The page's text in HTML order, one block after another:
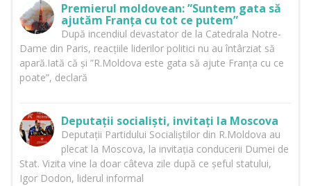
Premierul moldovean: ”Suntem gata să
ajutăm Franța cu tot ce putem”
După incendiul devastator de la Catedrala Notre-
Dame din Paris, reacțiile liderilor politici nu au întârziat să
apară.Iată că și ”R.Moldova este gata să ajute Franța cu ce
poate”, declară
Deputații socialiști, invitați la Moscova
Deputații Partidului Socialiștilor din R.Moldova au
plecat la Moscova, la invitația conducerii Dumei de
Stat. Vizita vine la doar câteva zile după ce șeful statului,
Igor Dodon, liderul informal